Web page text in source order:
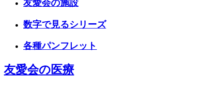
友愛会の施設
数字で見るシリーズ
各種パンフレット
友愛会の医療